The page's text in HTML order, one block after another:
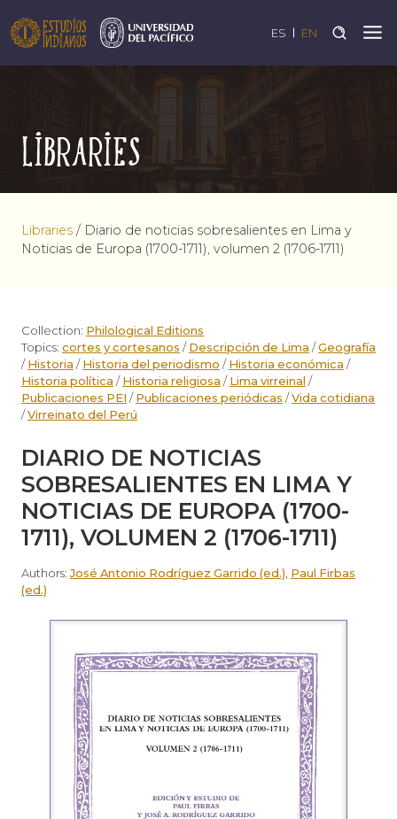
ES EN
Libraries
Libraries / Diario de noticias sobresalientes en Lima y
Noticias de Europa (1700-1711), volumen 2 (1706-1711)
Collection: Philological Editions
Topics: cortes y cortesanos /Descripción de Lima /Geografía
/Historia /Historia del periodismo /Historia económica /
Historia política /Historia religiosa /Lima virreinal /
Publicaciones PEI /Publicaciones periódicas /Vida cotidiana
/Virreinato del Perú
DIARIO DE NOTICIAS
SOBRESALIENTES EN LIMA Y
NOTICIAS DE EUROPA (1700-
1711), VOLUMEN 2 (1706-1711)
Authors:José Antonio Rodríguez Garrido (ed.) Paul Firbas
(ed.)